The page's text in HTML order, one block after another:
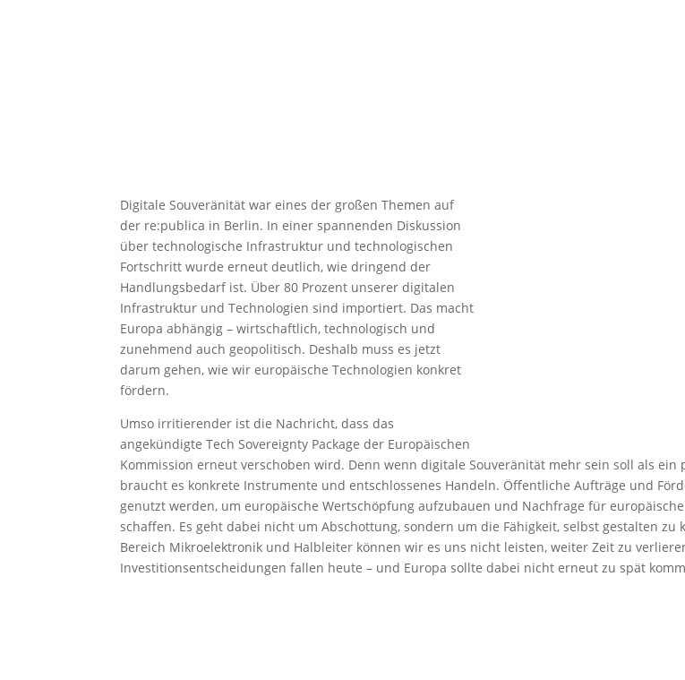
Digitale Souveränität war eines der großen Themen auf
der re:publica in Berlin. In einer spannenden Diskussion
über technologische Infrastruktur und technologischen
Fortschritt wurde erneut deutlich, wie dringend der
Handlungsbedarf ist. Über 80 Prozent unserer digitalen
Infrastruktur und Technologien sind importiert. Das macht
Europa abhängig – wirtschaftlich, technologisch und
zunehmend auch geopolitisch. Deshalb muss es jetzt
darum gehen, wie wir europäische Technologien konkret
fördern.
Umso irritierender ist die Nachricht, dass das
angekündigte Tech Sovereignty Package der Europäischen
Kommission erneut verschoben wird. Denn wenn digitale Souveränität mehr sein soll als ein
braucht es konkrete Instrumente und entschlossenes Handeln. Öffentliche Aufträge und
genutzt werden, um europäische Wertschöpfung aufzubauen und Nachfrage für
schaffen. Es geht dabei nicht um Abschottung, sondern um die Fähigkeit, selbst gestalten zu
Bereich Mikroelektronik und Halbleiter können wir es uns nicht leisten, weiter Zeit zu
Investitionsentscheidungen fallen heute – und Europa sollte dabei nicht erneut zu spät